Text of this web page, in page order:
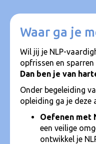
Waar ga je
Wil jij je NLP-
opfrissen en
Dan ben je van
Onder begeleiding
opleiding ga je deze
Oefenen met
een veilige
ontwikkel je